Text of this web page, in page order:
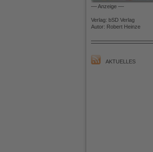
–– Anzeige ––
Verlag: bSD Verlag
Autor: Robert Heinze
AKTUELLES